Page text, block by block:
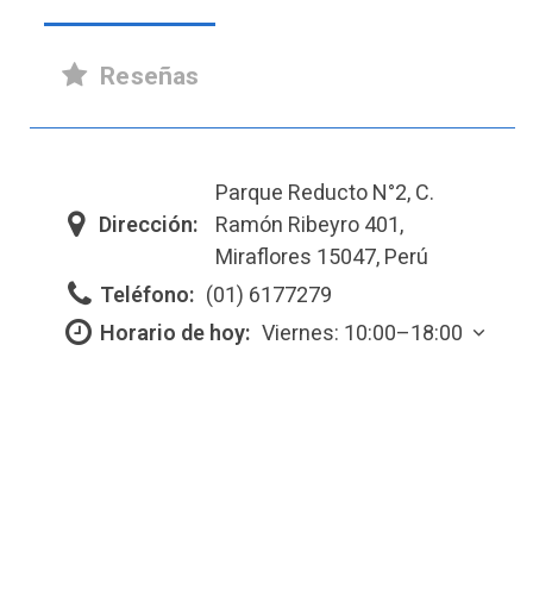
Reseñas
Dirección:
Parque Reducto N°2, C.
Ramón Ribeyro 401,
Miraflores 15047, Perú
Teléfono: (01) 6177279
Horario de hoy: Viernes: 10:00–18:00